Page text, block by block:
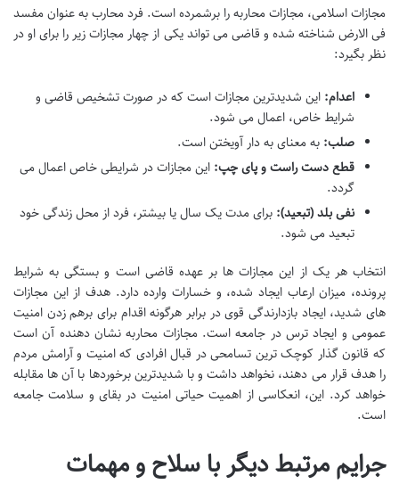
مجازات اسلامی، مجازات محاربه را برشمرده است. فرد محارب به عنوان مفسد
فی الارض شناخته شده و قاضی می تواند یکی از چهار مجازات زیر را برای او در
نظر بگیرد:
اعدام: این شدیدترین مجازات است که در صورت تشخیص قاضی و
شرایط خاص، اعمال می شود.
صلب: به معنای به دار آویختن است.
قطع دست راست و پای چپ: این مجازات در شرایطی خاص اعمال می
گردد.
نفی بلد (تبعید): برای مدت یک سال یا بیشتر، فرد از محل زندگی خود
تبعید می شود.
انتخاب هر یک از این مجازات ها بر عهده قاضی است و بستگی به شرایط
پرونده، میزان ارعاب ایجاد شده، و خسارات وارده دارد. هدف از این مجازات
های شدید، ایجاد بازدارندگی قوی در برابر هرگونه اقدام برای برهم زدن امنیت
عمومی و ایجاد ترس در جامعه است. مجازات محاربه نشان دهنده آن است
که قانون گذار کوچک ترین تسامحی در قبال افرادی که امنیت و آرامش مردم
را هدف قرار می دهند، نخواهد داشت و با شدیدترین برخوردها با آن ها مقابله
خواهد کرد. این، انعکاسی از اهمیت حیاتی امنیت در بقای و سلامت جامعه
است.
جرایم مرتبط دیگر با سلاح و مهمات